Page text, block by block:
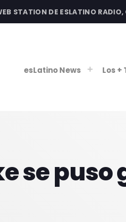
STATION DE ESLATINO RADIO,
esLatino News Los +
se puso